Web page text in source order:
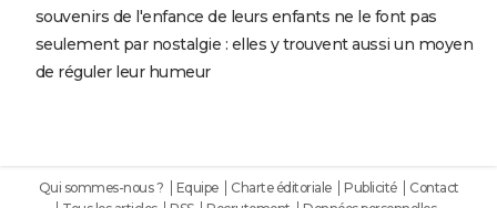
souvenirs de l'enfance de leurs enfants ne le font pas
seulement par nostalgie : elles y trouvent aussi un moyen
de réguler leur humeur
Qui sommes-nous ? Equipe Charte éditoriale Publicité
Contact